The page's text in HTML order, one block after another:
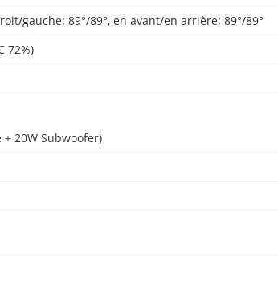
gauche: 89°/89°, en avant/en arrière: 89°/89°
72%)
20W Subwoofer)